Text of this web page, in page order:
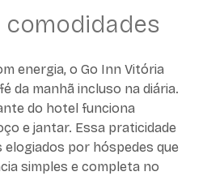
comodidades
energia, o Go Inn Vitória
da manhã incluso na diária.
do hotel funciona
e jantar. Essa praticidade
elogiados por hóspedes que
simples e completa no